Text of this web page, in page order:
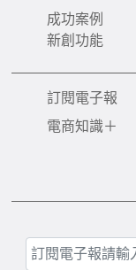
成功案例
新創功能
訂閱電子報
電商知識＋